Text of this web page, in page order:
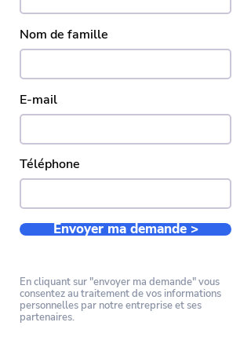
Nom de famille
E-mail
Téléphone
Envoyer ma demande >
En cliquant sur "envoyer ma demande" vous
consentez au traitement de vos informations
personnelles par notre entreprise et ses
partenaires.